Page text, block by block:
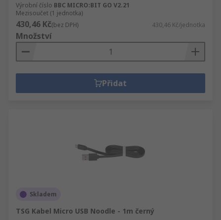
Výrobní číslo BBC MICRO:BIT GO V2.21
Mezisoučet (1 jednotka)
430,46 Kč(bez DPH) 430,46 Kč/jednotka
Množství
Přidat
Skladem
TSG Kabel Micro USB Noodle - 1m černý